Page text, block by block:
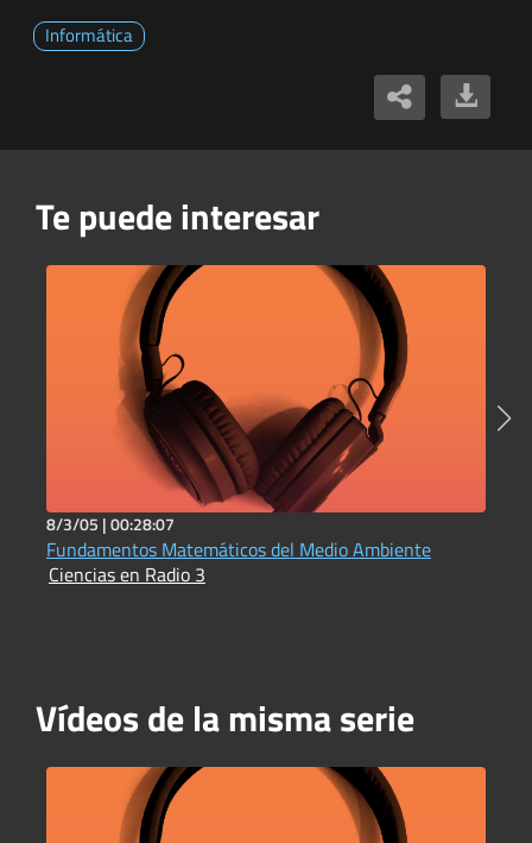
Informática
Te puede interesar
8/3/05 |00:28:07
Fundamentos Matemáticos del Medio Ambiente
Ciencias en Radio 3
Vídeos de la misma serie